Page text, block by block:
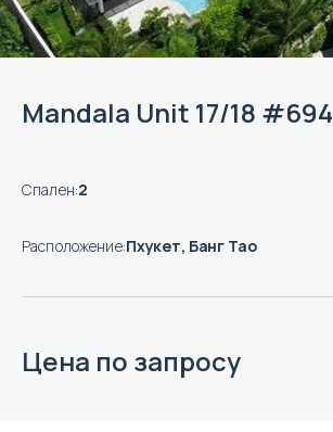
Mandala Unit 17/18 #694
Спален:2
Расположение:Пхукет, Банг Тао
Цена по запросу